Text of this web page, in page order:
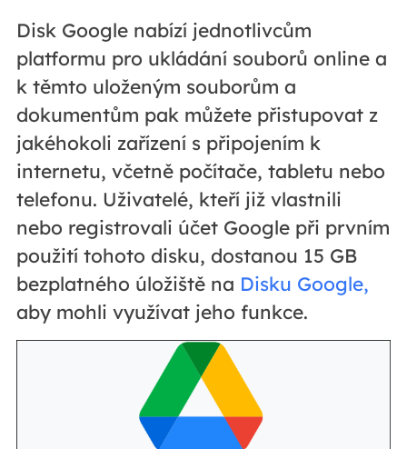
Disk Google nabízí jednotlivcům
platformu pro ukládání souborů online a
k těmto uloženým souborům a
dokumentům pak můžete přistupovat z
jakéhokoli zařízení s připojením k
internetu, včetně počítače, tabletu nebo
telefonu. Uživatelé, kteří již vlastnili
nebo registrovali účet Google při prvním
použití tohoto disku, dostanou 15 GB
bezplatného úložiště na Disku Google,
aby mohli využívat jeho funkce.